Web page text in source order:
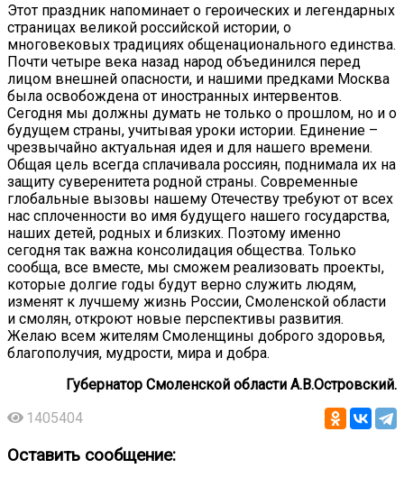
Этот праздник напоминает о героических и легендарных
страницах великой российской истории, о
многовековых традициях общенационального единства.
Почти четыре века назад народ объединился перед
лицом внешней опасности, и нашими предками Москва
была освобождена от иностранных интервентов.
Сегодня мы должны думать не только о прошлом, но и о
будущем страны, учитывая уроки истории. Единение –
чрезвычайно актуальная идея и для нашего времени.
Общая цель всегда сплачивала россиян, поднимала их на
защиту суверенитета родной страны. Современные
глобальные вызовы нашему Отечеству требуют от всех
нас сплоченности во имя будущего нашего государства,
наших детей, родных и близких. Поэтому именно
сегодня так важна консолидация общества. Только
сообща, все вместе, мы сможем реализовать проекты,
которые долгие годы будут верно служить людям,
изменят к лучшему жизнь России, Смоленской области
и смолян, откроют новые перспективы развития.
Желаю всем жителям Смоленщины доброго здоровья,
благополучия, мудрости, мира и добра.
Губернатор Смоленской области А.В.Островский.
1405404
Оставить сообщение: